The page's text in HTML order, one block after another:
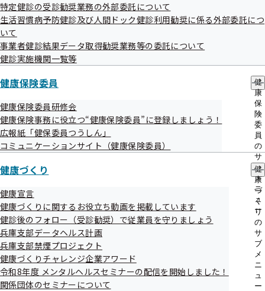
ー
特定健診の受診勧奨業務の外部委託について
生活習慣病予防健診及び人間ドック健診利用勧奨に係る外部委託につ
いて
事業者健診結果データ取得勧奨業務等の委託について
健診実施機関一覧等
健康保険委員
健
康
保
険
委
員
の
サ
ブ
メ
ニ
ュ
ー
健康保険委員研修会
健康保険事務に役立つ“健康保険委員”に登録しましょう！
広報紙「健保委員つうしん」
コミュニケーションサイト（健康保険委員）
健康づくり
健
康
づ
く
り
の
サ
ブ
メ
ニ
ュ
ー
健康宣言
健康づくりに関するお役立ち動画を掲載しています
健診後のフォロー（受診勧奨）で従業員を守りましょう
兵庫支部データヘルス計画
兵庫支部禁煙プロジェクト
健康づくりチャレンジ企業アワード
令和8年度 メンタルヘルスセミナーの配信を開始しました！
関係団体のセミナーについて
令和8年2月号
【１】 令和7年度健康保険委員研修会を開催いたします
【２】 「医療費のお知らせ」をお送りしました
【３】 令和8年度より被保険者の健診費用の補助を拡大します
【４】 「電子申請サービス」と「けんぽアプリ」を開始しました
【５】 保健師・桜〈花粉症〉
【６】 4コマレシピ『冬の体調をサポート！サラダチキンのチーズホ
イル焼き』
【１】令和7年度健康保険委員研修会を開催いたします
健康保険委員のみなさま、令和7年度の健康保険委員研修会を開催い
たします。
協会けんぽ兵庫支部の公式YouTubeで配信しますので、配信期間中
はいつでもどこでもご参加いただけます。
制度の紹介や電子申請に関してなど、4つの動画に分けてお届けいた
します。
配信開始後、URLをメールマガジンにてご案内しますので、ぜひご覧
ください。